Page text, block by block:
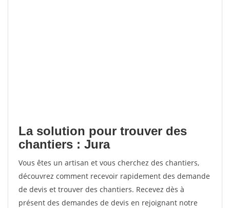
La solution pour trouver des
chantiers : Jura
Vous êtes un artisan et vous cherchez des chantiers,
découvrez comment recevoir rapidement des demande
de devis et trouver des chantiers. Recevez dès à
présent des demandes de devis en rejoignant notre